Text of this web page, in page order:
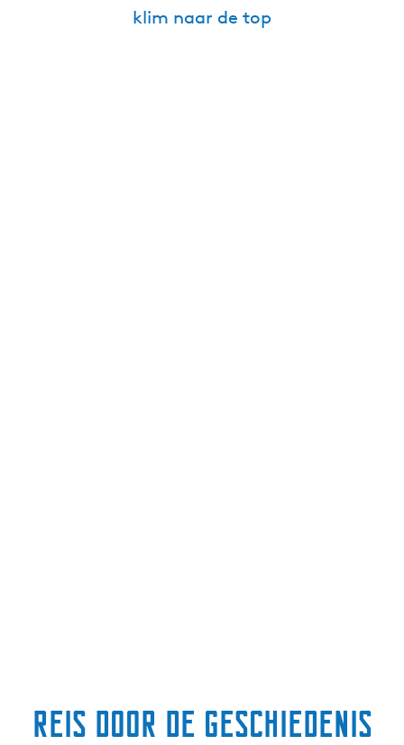
klim naar de top
reis door de geschiedenis